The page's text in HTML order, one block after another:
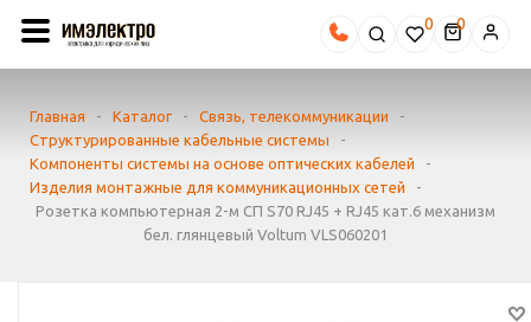
0
Главная - Каталог - Связь, телекоммуникации
-
Структурированные кабельные системы
-
Компоненты системы на основе оптических кабелей
-
Изделия монтажные для коммуникационных сетей
-
Розетка компьютерная 2-м СП S70 RJ45 + RJ45 кат.6 механизм
бел. глянцевый Voltum VLS060201